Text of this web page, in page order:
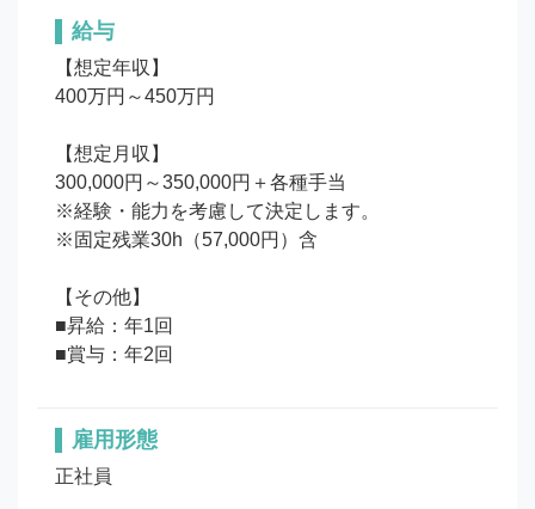
給与
【想定年収】
400万円～450万円
【想定月収】
300,000円～350,000円＋各種手当
※経験・能力を考慮して決定します。
※固定残業30h（57,000円）含
【その他】
■昇給：年1回
■賞与：年2回
雇用形態
正社員